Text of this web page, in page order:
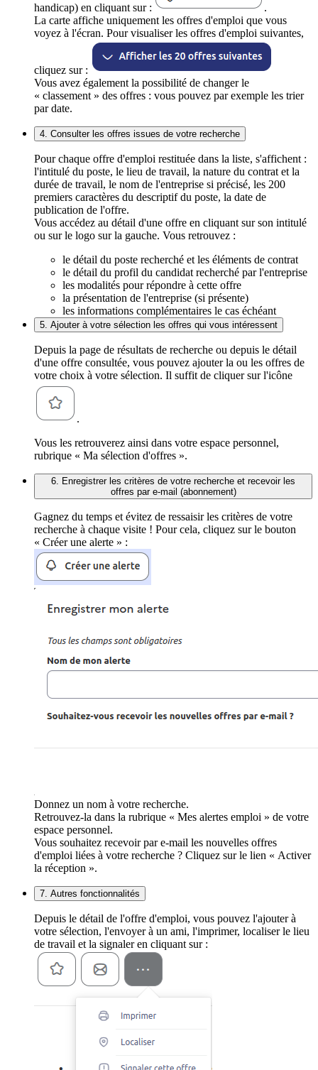
handicap) en cliquant sur :
.
La carte affiche uniquement les offres d'emploi que vous
voyez à l'écran. Pour visualiser les offres d'emploi suivantes,
cliquez sur :
Vous avez également la possibilité de changer le
« classement » des offres : vous pouvez par exemple les trier
par date.
4. Consulter les offres issues de votre recherche
Pour chaque offre d'emploi restituée dans la liste, s'affichent :
l'intitulé du poste, le lieu de travail, la nature du contrat et la
durée de travail, le nom de l'entreprise si précisé, les 200
premiers caractères du descriptif du poste, la date de
publication de l'offre.
Vous accédez au détail d'une offre en cliquant sur son intitulé
ou sur le logo sur la gauche. Vous retrouvez :
le détail du poste recherché et les éléments de contrat
le détail du profil du candidat recherché par l'entreprise
les modalités pour répondre à cette offre
la présentation de l'entreprise (si présente)
les informations complémentaires le cas échéant
5. Ajouter à votre sélection les offres qui vous intéressent
Depuis la page de résultats de recherche ou depuis le détail
d'une offre consultée, vous pouvez ajouter la ou les offres de
votre choix à votre sélection. Il suffit de cliquer sur l'icône
.
Vous les retrouverez ainsi dans votre espace personnel,
rubrique « Ma sélection d'offres ».
6. Enregistrer les critères de votre recherche et recevoir les
offres par e-mail (abonnement)
Gagnez du temps et évitez de ressaisir les critères de votre
recherche à chaque visite ! Pour cela, cliquez sur le bouton
« Créer une alerte » :
Donnez un nom à votre recherche.
Retrouvez-la dans la rubrique « Mes alertes emploi » de votre
espace personnel.
Vous souhaitez recevoir par e-mail les nouvelles offres
d'emploi liées à votre recherche ? Cliquez sur le lien « Activer
la réception ».
7. Autres fonctionnalités
Depuis le détail de l'offre d'emploi, vous pouvez l'ajouter à
votre sélection, l'envoyer à un ami, l'imprimer, localiser le lieu
de travail et la signaler en cliquant sur :